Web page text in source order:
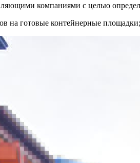
компаниями с целью
на готовые контейнерные площадки;